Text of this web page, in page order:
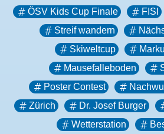
ÖSV Kids Cup Finale
FISI
Streif wandern
Skiweltcup
Mausefalleboden
Poster Contest
Zürich
Dr. Josef Burger
Wetterstation